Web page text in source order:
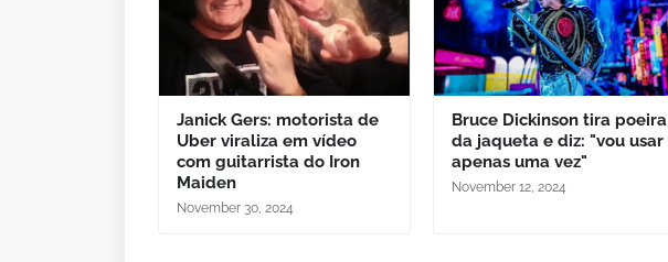
Janick Gers: motorista de
Uber viraliza em vídeo
com guitarrista do Iron
Maiden
November 30, 2024
Bruce Dickinson tira poeira
da jaqueta e diz: "vou usar
apenas uma vez"
November 12, 2024